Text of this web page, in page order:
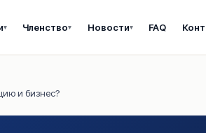
▾ Членство▾ Новости▾ FAQ
и бизнес?